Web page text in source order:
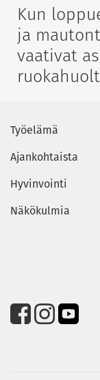
Kun
ja
vaativat
Työelämä
Ajankohtaista
Hyvinvointi
Näkökulmia